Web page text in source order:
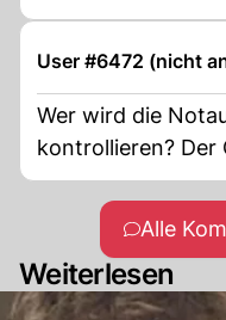
User #6472 (nicht
Wer wird die
kontrollieren? Der
Alle
Weiterlesen